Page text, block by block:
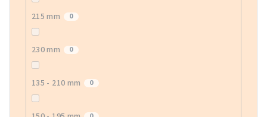
215 mm 0
230 mm 0
135 - 210 mm 0